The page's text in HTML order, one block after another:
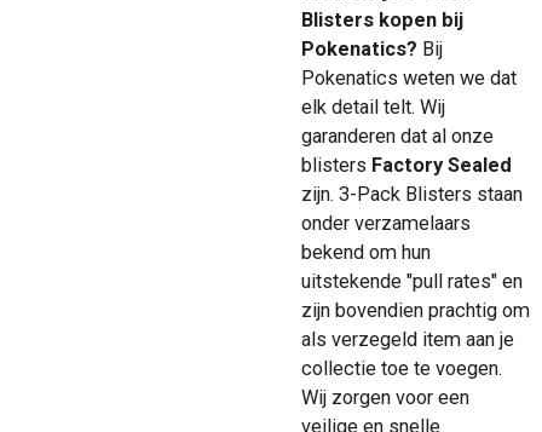
Blisters kopen bij
Pokenatics? Bij
Pokenatics weten we dat
elk detail telt. Wij
garanderen dat al onze
blisters Factory Sealed
zijn. 3-Pack Blisters staan
onder verzamelaars
bekend om hun
uitstekende "pull rates" en
zijn bovendien prachtig om
als verzegeld item aan je
collectie toe te voegen.
Wij zorgen voor een
veilige en snelle